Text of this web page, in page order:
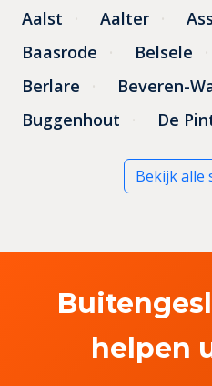
Aalst Aalter
Baasrode
Belsele
Berlare
Beveren-
Buggenhout
De
Bekijk alle
helpen